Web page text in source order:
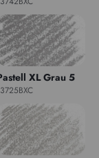
XL Grau 5